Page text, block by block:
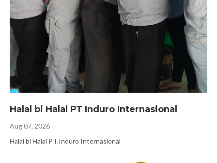
Halal bi Halal PT Induro Internasional
Aug 07, 2026
Halal bi Halal PT.Induro Internasional